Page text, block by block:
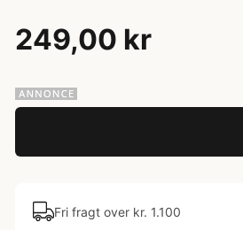
249,00 kr
Fri fragt over kr. 1.100